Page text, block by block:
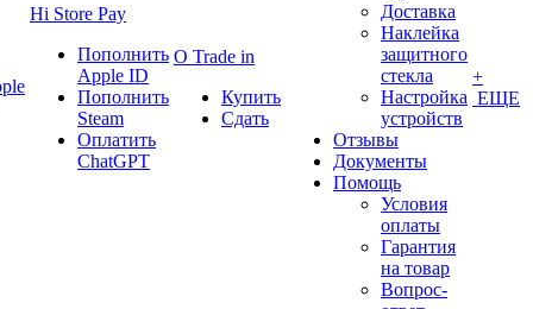
Hi Store Pay
Пополнить
Apple ID
Пополнить
Steam
Оплатить
ChatGPT
О Trade in
Купить
Сдать
Доставка
Наклейка
защитного
стекла
Настройка
устройств
Отзывы
Документы
Помощь
Условия
оплаты
Гарантия
на товар
Вопрос-
+
ЕЩЕ